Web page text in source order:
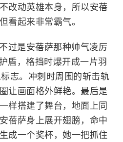
改动英雄本身，所以安蓓
看起来非常霸气。
过是安蓓萨那种帅气凌厉
盾，格挡时爆开成一片羽
志。冲刺时周围的斩击轨
让画面格外鲜艳。最后是
样搭建了舞台，地面上同
蓓萨身上展开翅膀，命中
成一个奖杯，她一把抓住